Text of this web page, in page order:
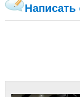
Написать